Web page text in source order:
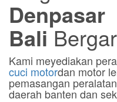
Denpasar
Bali
Kami meyediakan
cuci motordan motor
pemasangan
daerah banten dan